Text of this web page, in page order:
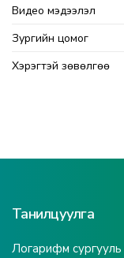
Видео мэдээлэл
Зургийн цомог
Хэрэгтэй зөвөлгөө
Танилцуулга
Логарифм